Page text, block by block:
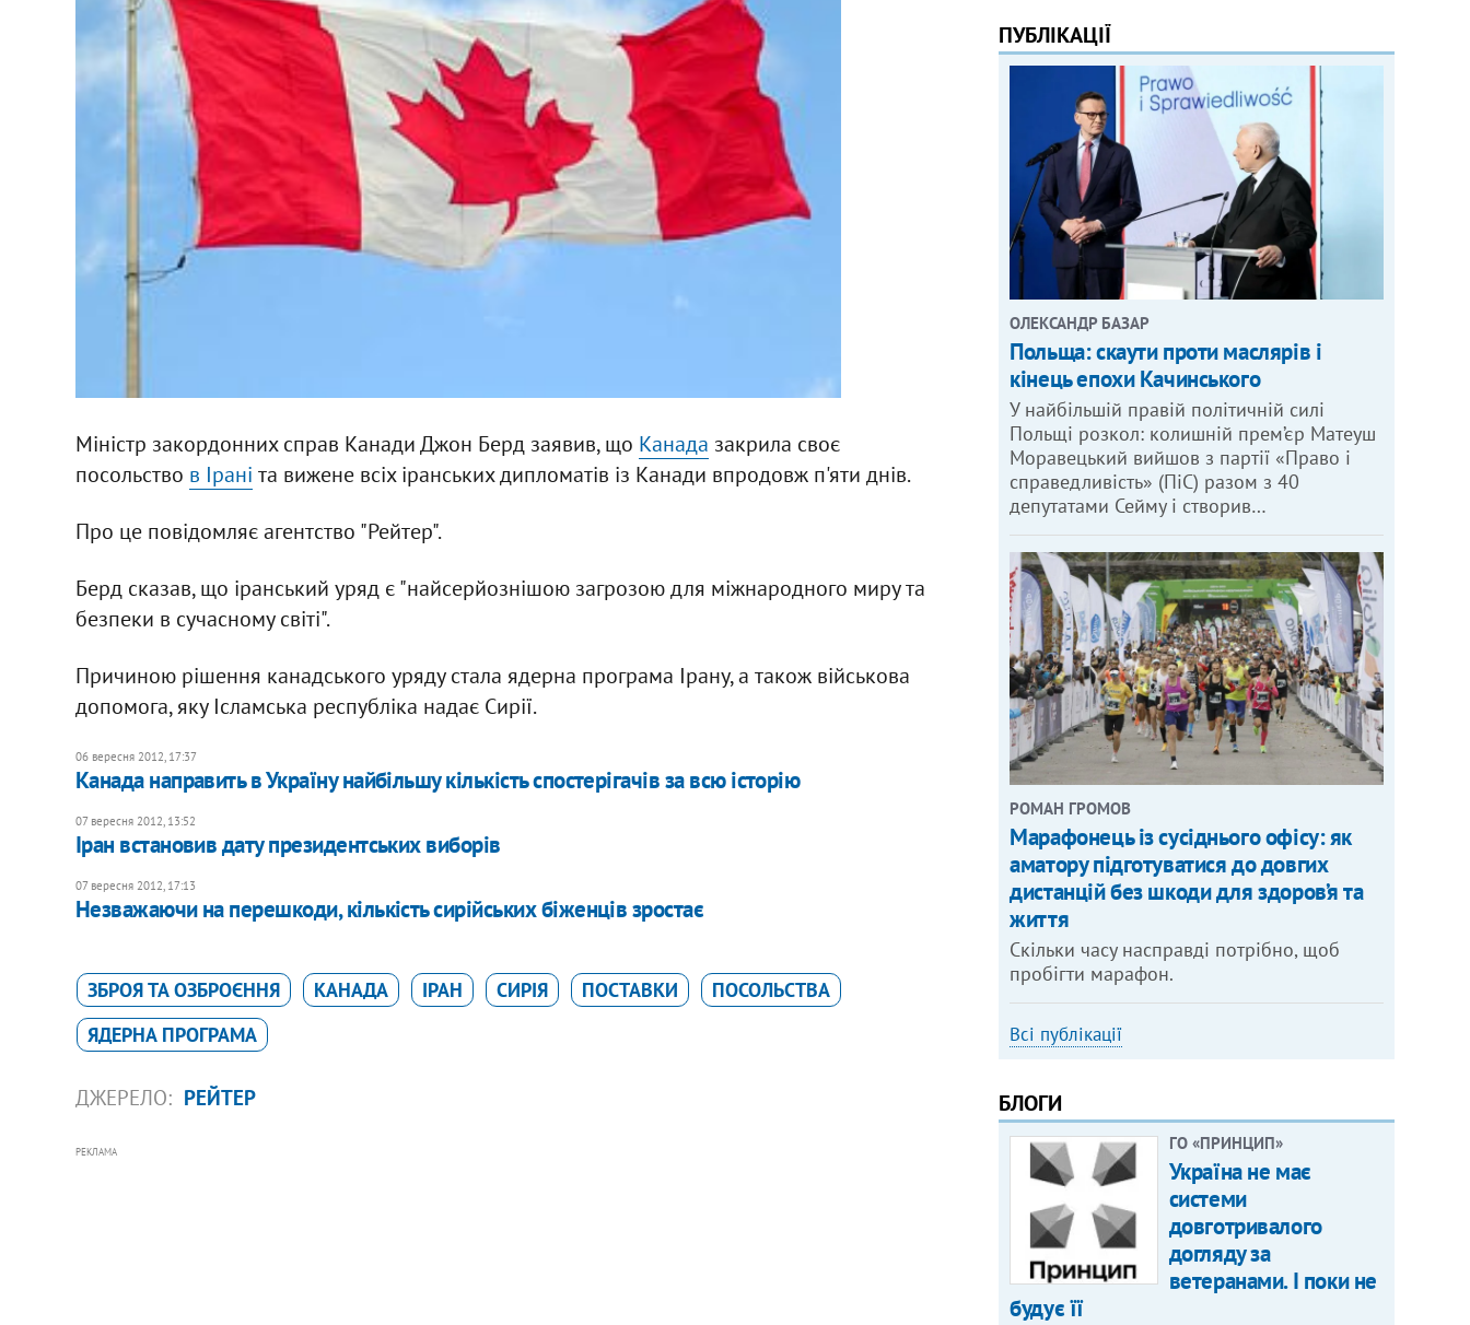
Міністр закордонних справ Канади Джон Берд заявив, що Канада закрила своє
посольство в Ірані та вижене всіх іранських дипломатів із Канади впродовж п'яти днів.
Про це повідомляє агентство "Рейтер".
Берд сказав, що іранський уряд є "найсерйознішою загрозою для міжнародного миру та
безпеки в сучасному світі".
Причиною рішення канадського уряду стала ядерна програма Ірану, а також військова
допомога, яку Ісламська республіка надає Сирії.
06 вересня 2012, 17:37
Канада направить в Україну найбільшу кількість спостерігачів за всю історію
07 вересня 2012, 13:52
Іран встановив дату президентських виборів
07 вересня 2012, 17:13
Незважаючи на перешкоди, кількість сирійських біженців зростає
ЗБРОЯ ТА ОЗБРОЄННЯ КАНАДА ІРАН СИРІЯ ПОСТАВКИ
ПОСОЛЬСТВА
ЯДЕРНА ПРОГРАМА
ДЖЕРЕЛО: РЕЙТЕР
РЕКЛАМА
ПУБЛІКАЦІЇ
ОЛЕКСАНДР БАЗАР
Польща: скаути проти маслярів і
кінець епохи Качинського
У найбільшій правій політичній силі
Польщі розкол: колишній прем’єр Матеуш
Моравецький вийшов з партії «Право і
справедливість» (ПіС) разом з 40
депутатами Сейму і створив…
РОМАН ГРОМОВ
Марафонець із сусіднього офісу: як
аматору підготуватися до довгих
дистанцій без шкоди для здоров’я та
життя
Скільки часу насправді потрібно, щоб
пробігти марафон.
Всі публікації
БЛОГИ
ГО «ПРИНЦИП»
Україна не має
системи
довготривалого
догляду за
ветеранами. І поки не
будує її